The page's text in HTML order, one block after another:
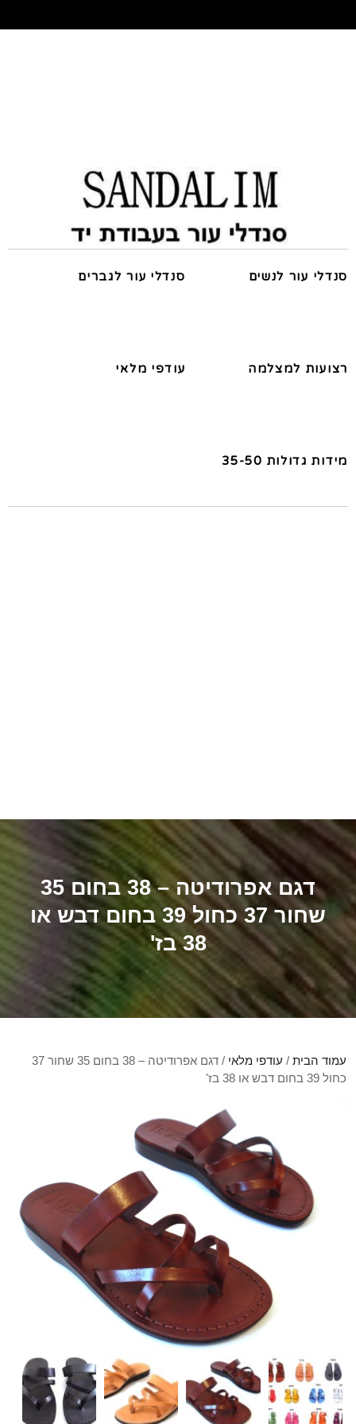
סנדלי עור לנשים סנדלי עור לגברים
רצועות למצלמה עודפי מלאי
מידות גדולות 35-50
דגם אפרודיטה – 38 בחום 35
שחור 37 כחול 39 בחום דבש או
38 בז'
עמוד הבית / עודפי מלאי
/ דגם אפרודיטה – 38 בחום 35 שחור 37
כחול 39 בחום דבש או 38 בז'